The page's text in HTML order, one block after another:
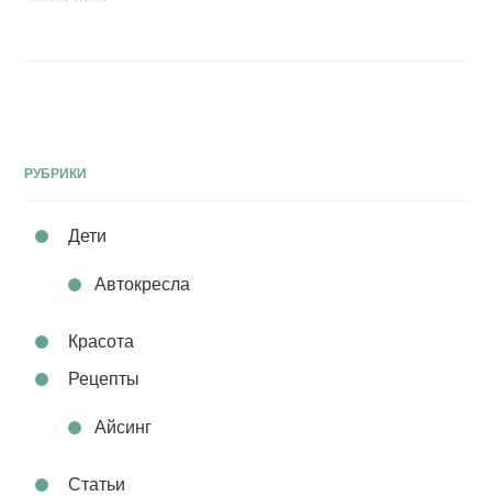
РУБРИКИ
Дети
Автокресла
Красота
Рецепты
Айсинг
Статьи